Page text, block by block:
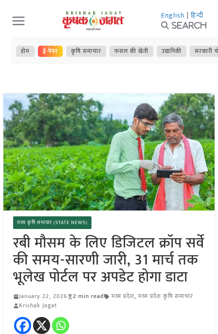
Skip
to
content
English | हिन्दी
Search
होम ई-पेपर कृषि समाचार फसल की खेती उद्यानिकी सरकारी
राज्य कृषि समाचार (STATE NEWS)
रबी मौसम के लिए डिजिटल क्रॉप सर्वे
की समय-सारणी जारी, 31 मार्च तक
भूलेख पोर्टल पर अपडेट होगा डाटा
January 22, 2026 2 min read मध्य प्रदेश, मध्य प्रदेश कृषि समाचार
Krishak Jagat